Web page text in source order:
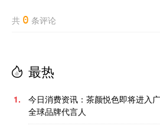
共 0 条评论
最热
1.
今日消费资讯：茶颜悦色即将进入
全球品牌代言人